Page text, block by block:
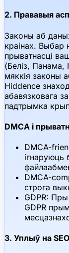
2. Прававыя
Законы аб
краінах.
прыватнасці
(Беліз,
мяккія законы
Hiddence
абавязковага
падтрымка
DMCA і
DMCA-
ігнаруюць
DMCA-
строга
GDPR:
GDPR
3. Уплыў на SEO